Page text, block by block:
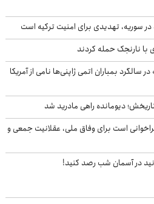
سوریه، تهدیدی برای امنیت ترکیه است
با نارنجک حمله کردند
بمباران اتمی ژاپنی‌ها نامی از آمریکا
دیومانده راهی مادرید شد
است برای وفاق ملی، عقلانیت جمعی و
در آسمان شب رصد کنید!